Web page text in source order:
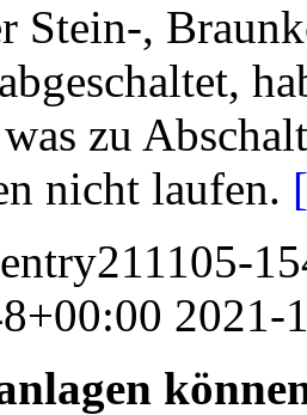
Stein-,
zu
nicht laufen.
2021-